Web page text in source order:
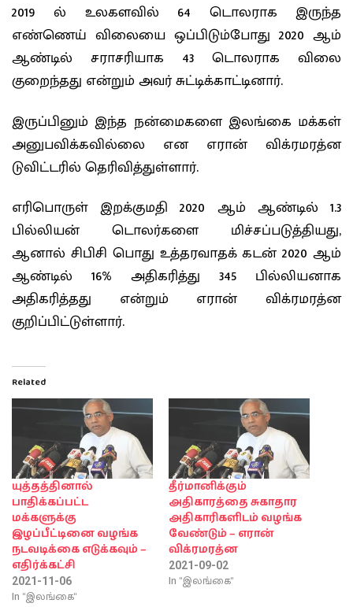
2019 ல் உலகளவில் 64 டொலராக இருந்த
எண்ணெய் விலையை ஒப்பிடும்போது 2020 ஆம்
ஆண்டில் சராசரியாக 43 டொலராக விலை
குறைந்தது என்றும் அவர் சுட்டிக்காட்டினார்.
இருப்பினும் இந்த நன்மைகளை இலங்கை மக்கள்
அனுபவிக்கவில்லை என எரான் விக்ரமரத்ன
டுவிட்டரில் தெரிவித்துள்ளார்.
எரிபொருள் இறக்குமதி 2020 ஆம் ஆண்டில் 1.3
பில்லியன் டொலர்களை மிச்சப்படுத்தியது,
ஆனால் சிபிசி பொது உத்தரவாதக் கடன் 2020 ஆம்
ஆண்டில் 16% அதிகரித்து 345 பில்லியனாக
அதிகரித்தது என்றும் எரான் விக்ரமரத்ன
குறிப்பிட்டுள்ளார்.
Related
யுத்தத்தினால்
பாதிக்கப்பட்ட
மக்களுக்கு
இழப்பீட்டினை வழங்க
நடவடிக்கை எடுக்கவும் –
எதிர்க்கட்சி
2021-11-06
In "இலங்கை"
தீர்மானிக்கும்
அதிகாரத்தை சுகாதார
அதிகாரிகளிடம் வழங்க
வேண்டும் – எரான்
விக்ரமரத்ன
2021-09-02
In "இலங்கை"